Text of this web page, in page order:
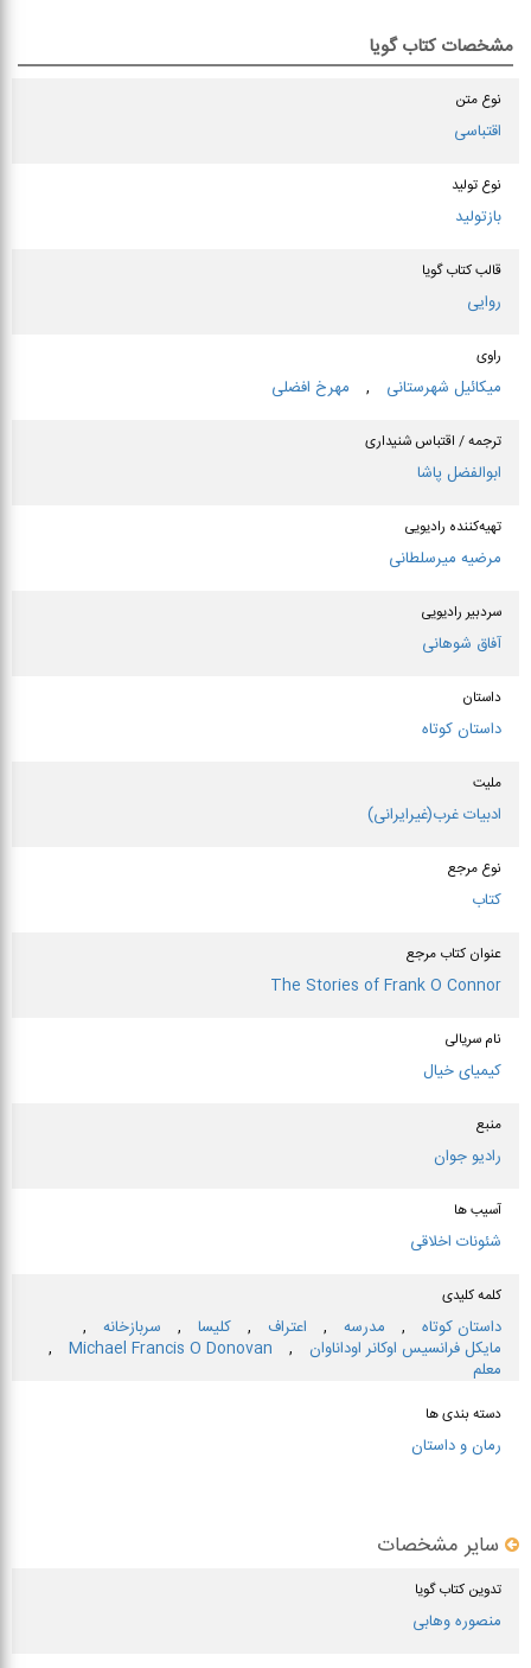
مشخصات کتاب گویا
نوع متن
اقتباسی
نوع تولید
بازتولید
قالب کتاب گویا
روایی
راوی
میكائیل شهرستانی , مهرخ افضلی
ترجمه / اقتباس شنیداری
ابوالفضل پاشا
تهیه‌کننده رادیویی
مرضیه میرسلطانی
سردبیر رادیویی
آفاق شوهانی
داستان
داستان کوتاه
ملیت
ادبیات غرب(غیرایرانی)
نوع مرجع
کتاب
عنوان كتاب مرجع
The Stories of Frank O Connor
نام سریالی
کیمیای خیال
منبع
رادیو جوان
آسیب ها
شئونات اخلاقی
کلمه کلیدی
داستان كوتاه , مدرسه , اعتراف , كلیسا , سربازخانه
,
مایكل فرانسیس اوكانر اوداناوان
,
Michael Francis O Donovan
,
معلم
دسته بندی ها
رمان و داستان
سایر مشخصات
تدوین کتاب گویا
منصوره وهابی